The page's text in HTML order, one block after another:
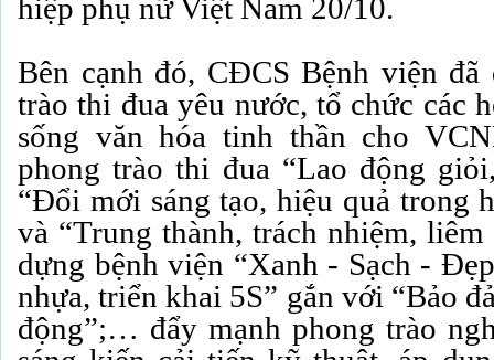
hiệp phụ nữ Việt Nam 20/10.
Bên cạnh đó, CĐCS Bệnh viện đã
trào thi đua yêu nước, tổ chức các
sống văn hóa tinh thần cho
phong trào thi đua “Lao động
“Đổi mới sáng tạo, hiệu quả trong
và “Trung thành, trách nhiệm,
dựng bệnh viện “Xanh - Sạch -
nhựa, triển khai 5S” gắn với “Bảo
động”;… đẩy mạnh phong trào